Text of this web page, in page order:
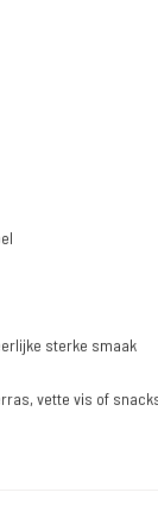
sterke smaak
vette vis of